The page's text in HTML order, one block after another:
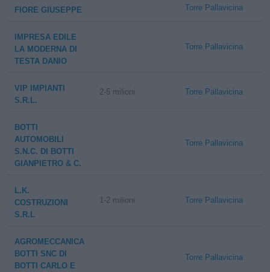
FIORE GIUSEPPE Torre Pallavicina
IMPRESA EDILE
LA MODERNA DI
TESTA DANIO
Torre Pallavicina
VIP IMPIANTI
S.R.L.
2-5 milioni Torre Pallavicina
BOTTI
AUTOMOBILI
S.N.C. DI BOTTI
GIANPIETRO & C.
Torre Pallavicina
L.K.
COSTRUZIONI
S.R.L
1-2 milioni Torre Pallavicina
AGROMECCANICA
BOTTI SNC DI
BOTTI CARLO E
Torre Pallavicina